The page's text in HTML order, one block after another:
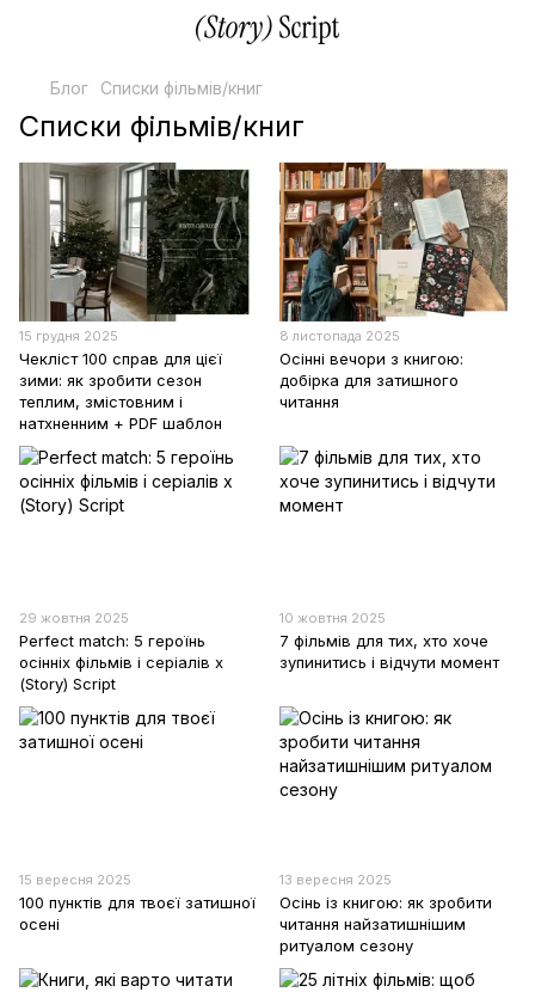
Блог Списки фільмів/книг
Списки фільмів/книг
15 грудня 2025
Чекліст 100 справ для цієї
зими: як зробити сезон
теплим, змістовним і
натхненним + PDF шаблон
8 листопада 2025
Осінні вечори з книгою:
добірка для затишного
читання
29 жовтня 2025
Perfect match: 5 героїнь
осінніх фільмів і серіалів х
(Story) Script
10 жовтня 2025
7 фільмів для тих, хто хоче
зупинитись і відчути момент
15 вересня 2025
100 пунктів для твоєї затишної
осені
13 вересня 2025
Осінь із книгою: як зробити
читання найзатишнішим
ритуалом сезону